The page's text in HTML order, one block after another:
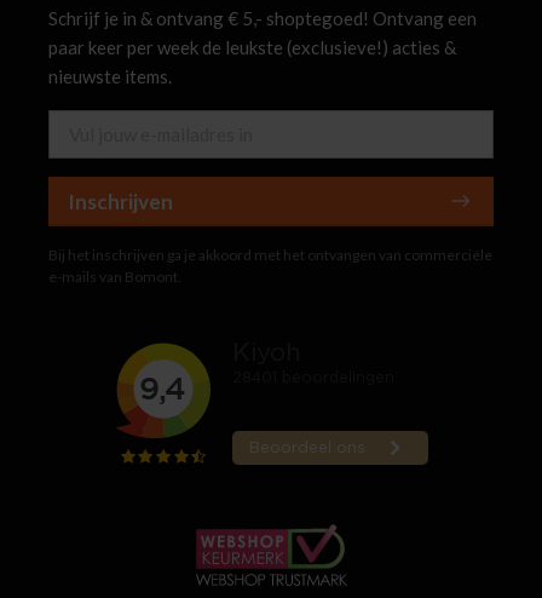
Schrijf je in & ontvang € 5,- shoptegoed! Ontvang een
paar keer per week de leukste (exclusieve!) acties &
nieuwste items.
Inschrijven
Bij het inschrijven ga je akkoord met het ontvangen van commerciële
e-mails van Bomont.